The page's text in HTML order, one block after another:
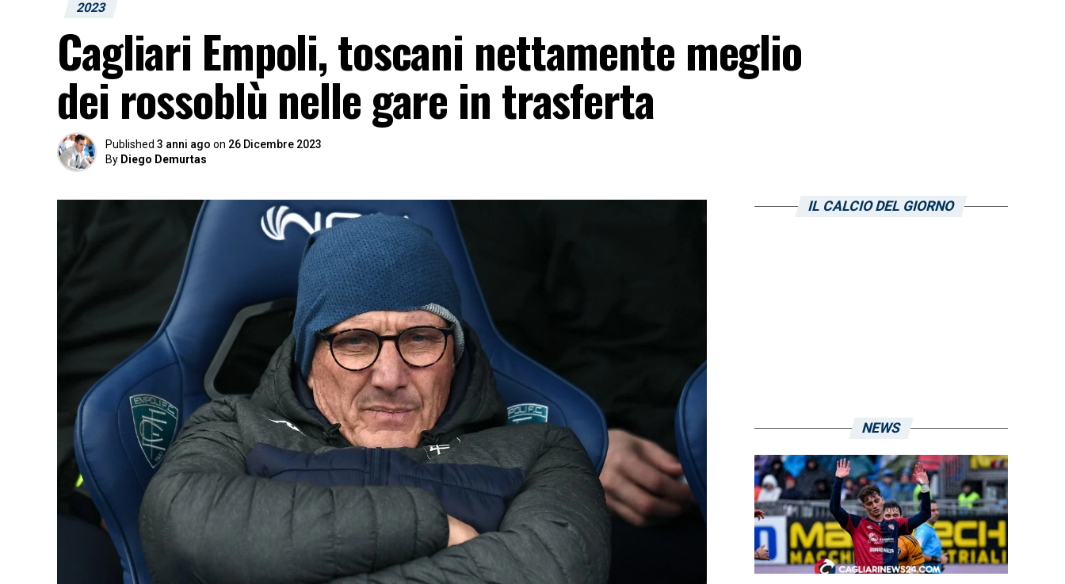
2023
Cagliari Empoli, toscani nettamente meglio
dei rossoblù nelle gare in trasferta
Published 3 anni ago on 26 Dicembre 2023
By Diego Demurtas
IL CALCIO DEL GIORNO
NEWS